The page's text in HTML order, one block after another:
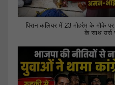
पिरान कलियर में 23 मोहर्रम के मौके
के साथ उर्स